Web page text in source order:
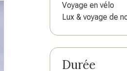
Voyage en vélo
Lux & voyage de
Durée